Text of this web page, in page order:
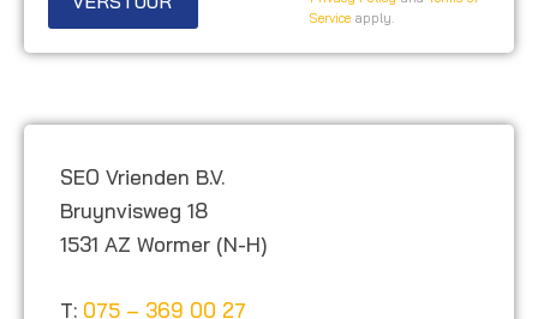
SEO Vrienden B.V.
Bruynvisweg 18
1531 AZ Wormer (N-H)
T: 075 – 369 00 27
Service apply.